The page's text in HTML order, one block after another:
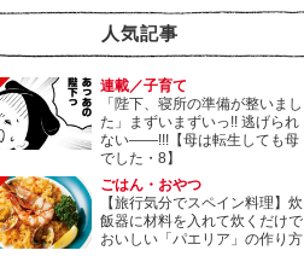
人気記事
連載／子育て
「陛下、寝所の準備が整いまし
た」まずいまずいっ!! 逃げられ
ない――!!!【母は転生しても母
でした・8】
ごはん・おやつ
【旅行気分でスペイン料理】炊
飯器に材料を入れて炊くだけで
おいしい「パエリア」の作り方